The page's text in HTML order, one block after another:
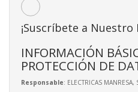
¡Suscríbete a Nuestro
INFORMACIÓN
PROTECCIÓN DE
Responsable: ELECTRICAS MANRESA,